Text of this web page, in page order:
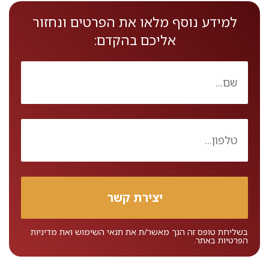
למידע נוסף מלאו את הפרטים ונחזור
אליכם בהקדם:
בשליחת טופס זה הנך מאשר/ת את תנאי השימוש ואת מדיניות
הפרטיות באתר.